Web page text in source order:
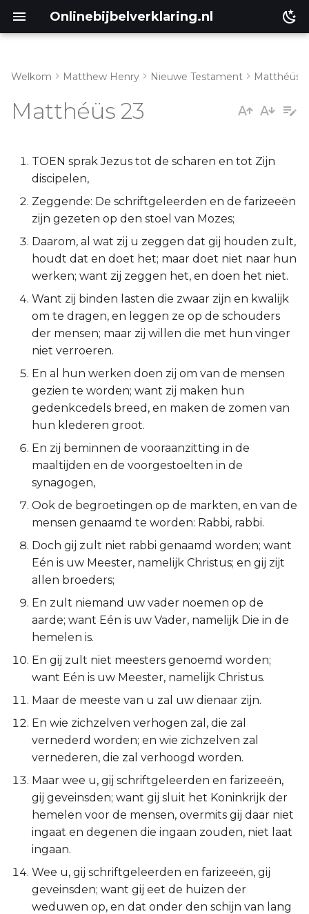
Onlinebijbelverklaring.nl
Leviticus
Numeri
Deuteronomium
Jozua
Richteren
Ruth
2 Samuël
1 Koningen
2 Koningen
1 Kronieken
Ezra
Nehémia
Esther
Psalmen
Spreuken
Hooglied
Jesaja
Jeremía
Klaagliederen
Matthéüs 23:13-33
Matthéüs 23:34-39
Welkom Matthew Henry Nieuwe Testament Matthéüs
Matthéüs 23
TOEN sprak Jezus tot de scharen en tot Zijn
discipelen,
Zeggende: De schriftgeleerden en de farizeeën
zijn gezeten op den stoel van Mozes;
Daarom, al wat zij u zeggen dat gij houden zult,
houdt dat en doet het; maar doet niet naar hun
werken; want zij zeggen het, en doen het niet.
Want zij binden lasten die zwaar zijn en kwalijk
om te dragen, en leggen ze op de schouders
der mensen; maar zij willen die met hun vinger
niet verroeren.
En al hun werken doen zij om van de mensen
gezien te worden; want zij maken hun
gedenkcedels breed, en maken de zomen van
hun klederen groot.
En zij beminnen de vooraanzitting in de
maaltijden en de voorgestoelten in de
synagogen,
Ook de begroetingen op de markten, en van de
mensen genaamd te worden: Rabbi, rabbi.
Doch gij zult niet rabbi genaamd worden; want
Eén is uw Meester, namelijk Christus; en gij zijt
allen broeders;
En zult niemand uw vader noemen op de
aarde; want Eén is uw Vader, namelijk Die in de
hemelen is.
En gij zult niet meesters genoemd worden;
want Eén is uw Meester, namelijk Christus.
Maar de meeste van u zal uw dienaar zijn.
En wie zichzelven verhogen zal, die zal
vernederd worden; en wie zichzelven zal
vernederen, die zal verhoogd worden.
Maar wee u, gij schriftgeleerden en farizeeën,
gij geveinsden; want gij sluit het Koninkrijk der
hemelen voor de mensen, overmits gij daar niet
ingaat en degenen die ingaan zouden, niet laat
ingaan.
Wee u, gij schriftgeleerden en farizeeën, gij
geveinsden; want gij eet de huizen der
weduwen op, en dat onder den schijn van lang